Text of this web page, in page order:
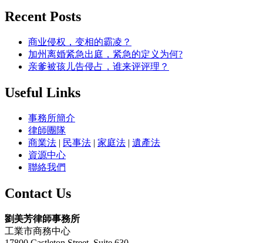
Recent Posts
商业侵权，变相的霸凌？
加州离婚紧急出庭，紧急的定义为何?
亲爹被孩儿告侵占，谁来评评理？
Useful Links
事務所簡介
律師團隊
商業法 | 民事法 | 家庭法 | 遺產法
資源中心
聯絡我們
Contact Us
劉美芳律師事務所
工業市商務中心